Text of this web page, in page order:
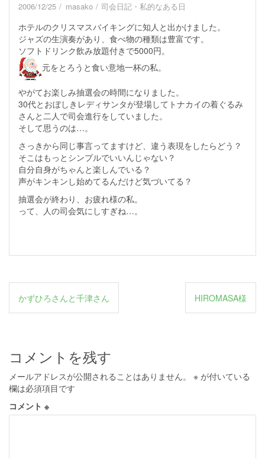
2006/12/25 masako 司会日記 ・ 私的なある日
ホテルのクリスマスバイキングに知人と出かけました。
ジャズの生演奏があり、食べ物の種類は豊富です。
ソフトドリンク飲み放題付きで5000円。
元をとろうと食い意地一杯の私。
やがてお楽しみ抽選会の時間になりました。
30代とおぼしきレディサンタが登場してトナカイの着ぐるみ
さんと二人で司会進行をしていました。
そして思うのは…。
さっきから同じ事言ってますけど、違う表現をしたらどう？
そこはもっとシンプルでいいんじゃない？
自分自身がちゃんと楽しんでいる？
声がキンキンし始めてるんだけど気づいてる？
抽選会が終わり、お疲れ様の私。
って、人の司会気にしすぎね…。
投
稿
ビ
ゲ
ー
シ
かずひろさんと千津さん HIROMASA様
コメントを残す
メールアドレスが公開されることはありません。 ※ が付いている
欄は必須項目です
コメント ※